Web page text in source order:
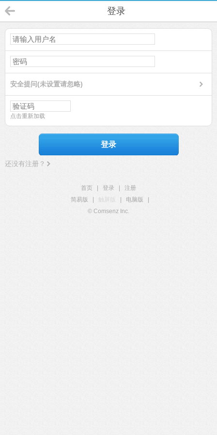
登录
安全提问(未设置请忽略)
点击重新加载
登录
还没有注册？
首页 登录
注册
简易版
触屏版 电脑版
© Comsenz Inc.